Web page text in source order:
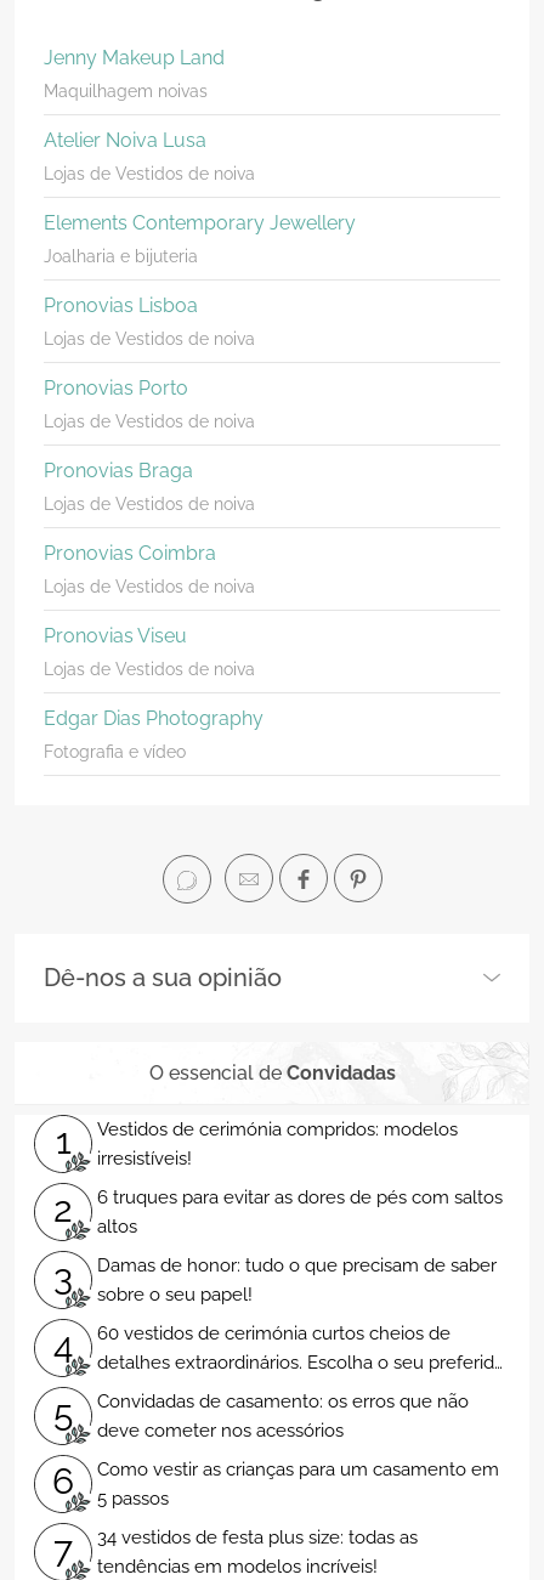
Jenny Makeup Land
Maquilhagem noivas
Atelier Noiva Lusa
Lojas de Vestidos de noiva
Elements Contemporary Jewellery
Joalharia e bijuteria
Pronovias Lisboa
Lojas de Vestidos de noiva
Pronovias Porto
Lojas de Vestidos de noiva
Pronovias Braga
Lojas de Vestidos de noiva
Pronovias Coimbra
Lojas de Vestidos de noiva
Pronovias Viseu
Lojas de Vestidos de noiva
Edgar Dias Photography
Fotografia e vídeo
Dê-nos a sua opinião
O essencial de Convidadas
1
Vestidos de cerimónia compridos: modelos
irresistíveis!
2
6 truques para evitar as dores de pés com saltos
altos
3
Damas de honor: tudo o que precisam de saber
sobre o seu papel!
4
60 vestidos de cerimónia curtos cheios de
detalhes extraordinários. Escolha o seu preferido
e arrase!
5
Convidadas de casamento: os erros que não
deve cometer nos acessórios
6
Como vestir as crianças para um casamento em
5 passos
7
34 vestidos de festa plus size: todas as
tendências em modelos incríveis!